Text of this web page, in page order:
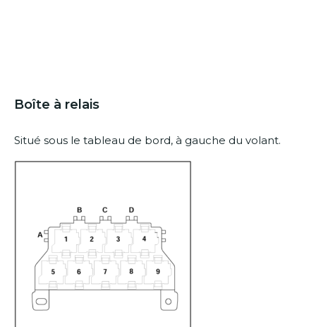
Boîte à relais
Situé sous le tableau de bord, à gauche du volant.